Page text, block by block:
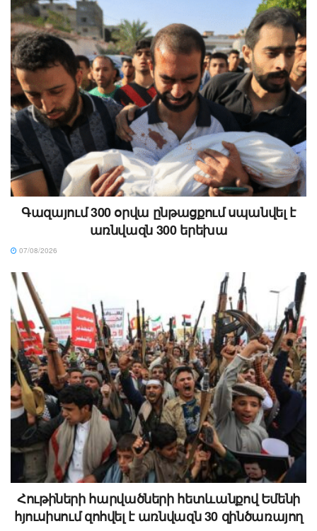
Գազայում 300 օրվա ընթացքում սպանվել է
առնվազն 300 երեխա
07/08/2026
Հութիների հարվածների հետևանքով Եմենի
հյուսիսում զոհվել է առնվազն 30 զինծառայող